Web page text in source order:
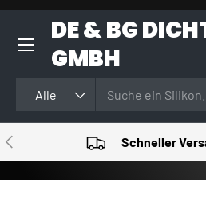
DIREKT ZUM INHALT
DE & BG
GMBH
Alle
VORHERIGE Schneller